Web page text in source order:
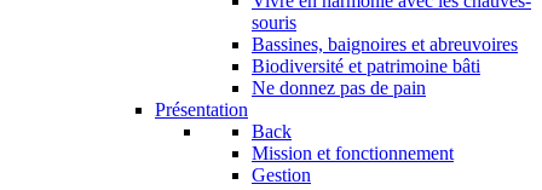
souris
Bassines, baignoires et abreuvoires
Biodiversité et patrimoine bâti
Ne donnez pas de pain
Présentation
Back
Mission et fonctionnement
Gestion